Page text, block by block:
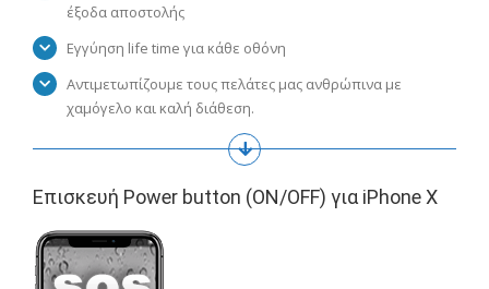
έξοδα αποστολής
Εγγύηση life time για κάθε οθόνη
Αντιμετωπίζουμε τους πελάτες μας ανθρώπινα με
χαμόγελο και καλή διάθεση.
Επισκευή Power button (ON/OFF) για iPhone X